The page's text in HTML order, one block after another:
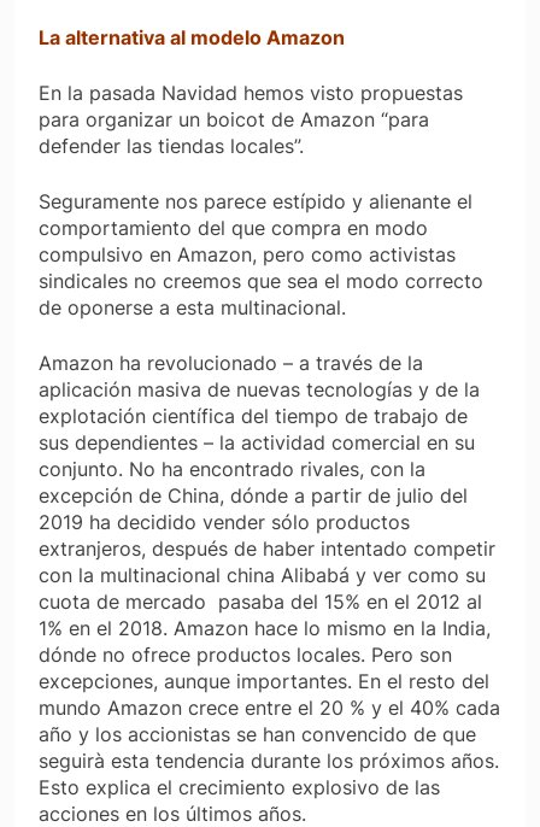
La alternativa al modelo Amazon
En la pasada Navidad hemos visto propuestas
para organizar un boicot de Amazon “para
defender las tiendas locales”.
Seguramente nos parece estípido y alienante el
comportamiento del que compra en modo
compulsivo en Amazon, pero como activistas
sindicales no creemos que sea el modo correcto
de oponerse a esta multinacional.
Amazon ha revolucionado – a través de la
aplicación masiva de nuevas tecnologías y de la
explotación científica del tiempo de trabajo de
sus dependientes – la actividad comercial en su
conjunto. No ha encontrado rivales, con la
excepción de China, dónde a partir de julio del
2019 ha decidido vender sólo productos
extranjeros, después de haber intentado competir
con la multinacional china Alibabá y ver como su
cuota de mercado pasaba del 15% en el 2012 al
1% en el 2018. Amazon hace lo mismo en la India,
dónde no ofrece productos locales. Pero son
excepciones, aunque importantes. En el resto del
mundo Amazon crece entre el 20 % y el 40% cada
año y los accionistas se han convencido de que
seguirà esta tendencia durante los próximos años.
Esto explica el crecimiento explosivo de las
acciones en los últimos años.